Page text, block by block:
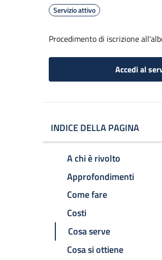
Servizio attivo
Procedimento di iscrizione
Accedi al
INDICE DELLA PAGINA
A chi è rivolto
Approfondimenti
Come fare
Costi
Cosa serve
Cosa si ottiene